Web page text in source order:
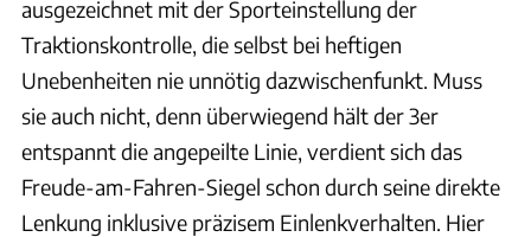
ausgezeichnet mit der Sporteinstellung der
Traktionskontrolle, die selbst bei heftigen
Unebenheiten nie unnötig dazwischenfunkt. Muss
sie auch nicht, denn überwiegend hält der 3er
entspannt die angepeilte Linie, verdient sich das
Freude-am-Fahren-Siegel schon durch seine direkte
Lenkung inklusive präzisem Einlenkverhalten. Hier